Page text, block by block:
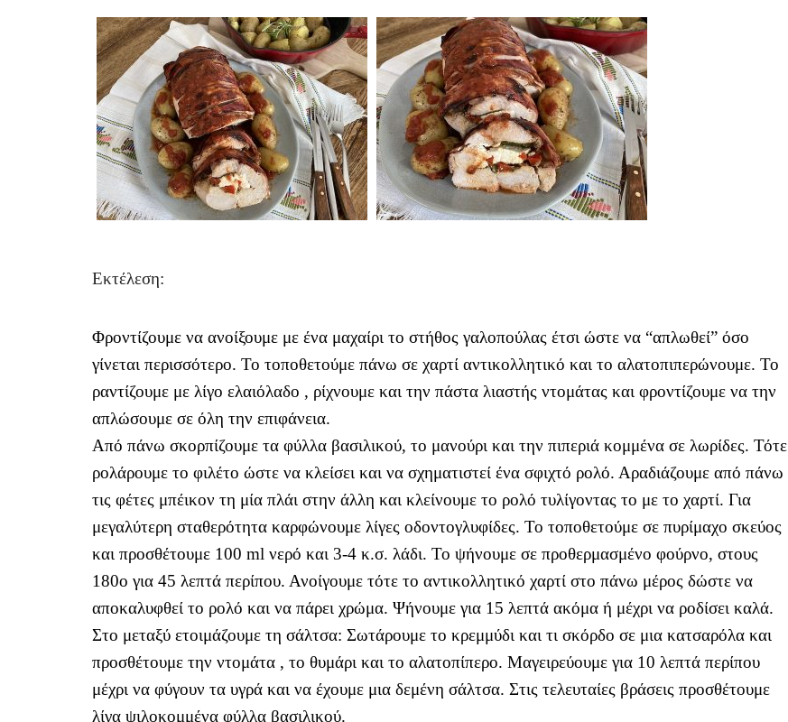
Εκτέλεση:
Φροντίζουμε να ανοίξουμε με ένα μαχαίρι το στήθος γαλοπούλας έτσι ώστε να “απλωθεί” όσο
γίνεται περισσότερο. Το τοποθετούμε πάνω σε χαρτί αντικολλητικό και το αλατοπιπερώνουμε. Το
ραντίζουμε με λίγο ελαιόλαδο , ρίχνουμε και την πάστα λιαστής ντομάτας και φροντίζουμε να την
απλώσουμε σε όλη την επιφάνεια.
Από πάνω σκορπίζουμε τα φύλλα βασιλικού, το μανούρι και την πιπεριά κομμένα σε λωρίδες. Τότε
ρολάρουμε το φιλέτο ώστε να κλείσει και να σχηματιστεί ένα σφιχτό ρολό. Αραδιάζουμε από πάνω
τις φέτες μπέικον τη μία πλάι στην άλλη και κλείνουμε το ρολό τυλίγοντας το με το χαρτί. Για
μεγαλύτερη σταθερότητα καρφώνουμε λίγες οδοντογλυφίδες. Το τοποθετούμε σε πυρίμαχο σκεύος
και προσθέτουμε 100 ml νερό και 3-4 κ.σ. λάδι. Το ψήνουμε σε προθερμασμένο φούρνο, στους
180ο για 45 λεπτά περίπου. Ανοίγουμε τότε το αντικολλητικό χαρτί στο πάνω μέρος δώστε να
αποκαλυφθεί το ρολό και να πάρει χρώμα. Ψήνουμε για 15 λεπτά ακόμα ή μέχρι να ροδίσει καλά.
Στο μεταξύ ετοιμάζουμε τη σάλτσα: Σωτάρουμε το κρεμμύδι και τι σκόρδο σε μια κατσαρόλα και
προσθέτουμε την ντομάτα , το θυμάρι και το αλατοπίπερο. Μαγειρεύουμε για 10 λεπτά περίπου
μέχρι να φύγουν τα υγρά και να έχουμε μια δεμένη σάλτσα. Στις τελευταίες βράσεις προσθέτουμε
λίγα ψιλοκομμένα φύλλα βασιλικού.